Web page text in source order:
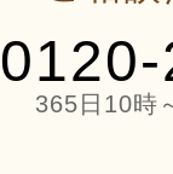
365日10時